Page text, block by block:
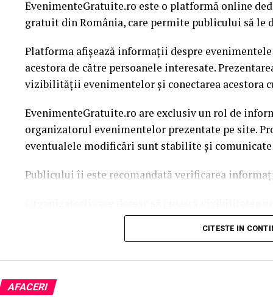
EvenimenteGratuite.ro este o platformă online
gratuit din România, care permite publicului să le
Platforma afișează informații despre
acestora de către persoanele interesate.
vizibilității evenimentelor și conectarea acestora
EvenimenteGratuite.ro are exclusiv un rol de
organizatorul evenimentelor prezentate pe site.
eventualele modificări sunt stabilite și
Publicului îi este recomandată verificarea
solicita o ofertă de promovare din partea echipei
CITESTE IN
AFACERI